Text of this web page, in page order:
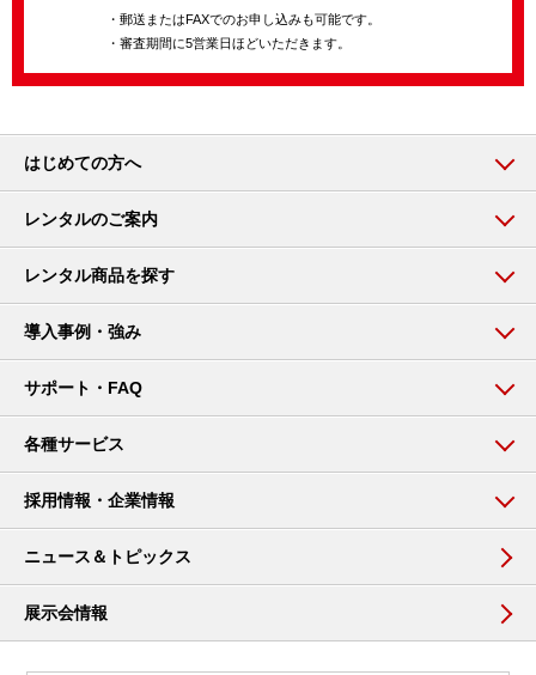
・郵送またはFAXでのお申し込みも可能です。
・審査期間に5営業日ほどいただきます。
はじめての方へ
レンタルのご案内
レンタル商品を探す
導入事例・強み
サポート・FAQ
各種サービス
採用情報・企業情報
ニュース＆トピックス
展示会情報